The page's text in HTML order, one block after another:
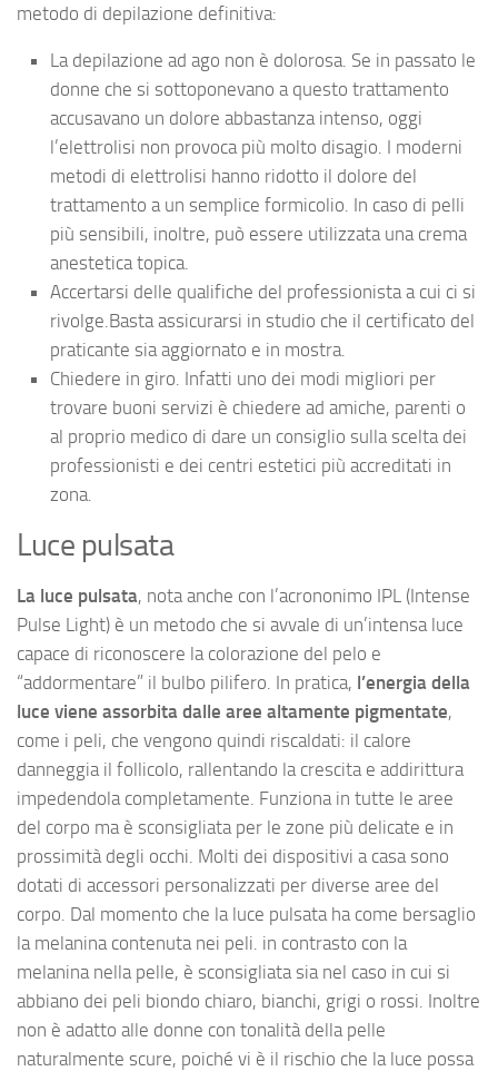
metodo di depilazione definitiva:
La depilazione ad ago non è dolorosa. Se in passato le
donne che si sottoponevano a questo trattamento
accusavano un dolore abbastanza intenso, oggi
l’elettrolisi non provoca più molto disagio. I moderni
metodi di elettrolisi hanno ridotto il dolore del
trattamento a un semplice formicolio. In caso di pelli
più sensibili, inoltre, può essere utilizzata una crema
anestetica topica.
Accertarsi delle qualifiche del professionista a cui ci si
rivolge.Basta assicurarsi in studio che il certificato del
praticante sia aggiornato e in mostra.
Chiedere in giro. Infatti uno dei modi migliori per
trovare buoni servizi è chiedere ad amiche, parenti o
al proprio medico di dare un consiglio sulla scelta dei
professionisti e dei centri estetici più accreditati in
zona.
Luce pulsata
La luce pulsata, nota anche con l’acrononimo IPL (Intense
Pulse Light) è un metodo che si avvale di un’intensa luce
capace di riconoscere la colorazione del pelo e
“addormentare” il bulbo pilifero. In pratica, l’energia della
luce viene assorbita dalle aree altamente pigmentate,
come i peli, che vengono quindi riscaldati: il calore
danneggia il follicolo, rallentando la crescita e addirittura
impedendola completamente. Funziona in tutte le aree
del corpo ma è sconsigliata per le zone più delicate e in
prossimità degli occhi. Molti dei dispositivi a casa sono
dotati di accessori personalizzati per diverse aree del
corpo. Dal momento che la luce pulsata ha come bersaglio
la melanina contenuta nei peli. in contrasto con la
melanina nella pelle, è sconsigliata sia nel caso in cui si
abbiano dei peli biondo chiaro, bianchi, grigi o rossi. Inoltre
non è adatto alle donne con tonalità della pelle
naturalmente scure, poiché vi è il rischio che la luce possa